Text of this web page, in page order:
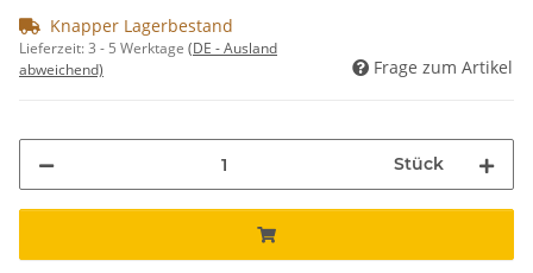
Knapper Lagerbestand
Lieferzeit:3 - 5 Werktage (DE - Ausland
abweichend)
Frage zum Artikel
Stück